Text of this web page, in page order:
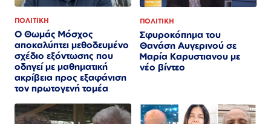
ΠΟΛΙΤΙΚΗ
Ο Θωμάς Μόσχος
αποκαλύπτει μεθοδευμένο
σχέδιο εξόντωσης που
οδηγεί με μαθηματική
ακρίβεια προς εξαφάνιση
τον πρωτογενή τομέα
ΠΟΛΙΤΙΚΗ
Σφυροκόπημα του
Θανάση Αυγερινού σε
Μαρία Καρυστιανου με
νέο βίντεο